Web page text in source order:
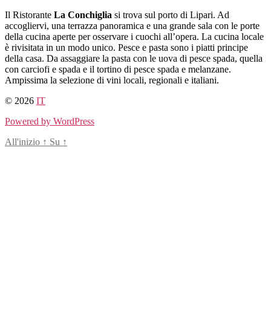
Salta
al
contenuto
Il Ristorante La Conchiglia si trova sul porto di Lipari. Ad
accogliervi, una terrazza panoramica e una grande sala con le porte
della cucina aperte per osservare i cuochi all’opera. La cucina locale
è rivisitata in un modo unico. Pesce e pasta sono i piatti principe
della casa. Da assaggiare la pasta con le uova di pesce spada, quella
con carciofi e spada e il tortino di pesce spada e melanzane.
Ampissima la selezione di vini locali, regionali e italiani.
© 2026 IT
Powered by WordPress
All'inizio ↑ Su ↑